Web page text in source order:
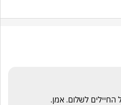
לשלום. אמן.